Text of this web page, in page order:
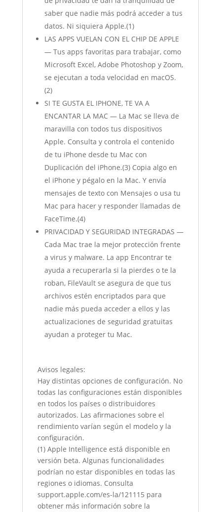
saber que nadie más podrá acceder a tus
datos. Ni siquiera Apple.(1)
LAS APPS VUELAN CON EL CHIP DE APPLE
— Tus apps favoritas para trabajar, como
Microsoft Excel, Adobe Photoshop y Zoom,
se ejecutan a toda velocidad en macOS.
(2)
SI TE GUSTA EL IPHONE, TE VA A
ENCANTAR LA MAC — La Mac se lleva de
maravilla con todos tus dispositivos
Apple. Consulta y controla el contenido
de tu iPhone desde tu Mac con
Duplicación del iPhone.(3) Copia algo en
el iPhone y pégalo en la Mac. Y envía
mensajes de texto con Mensajes o usa tu
Mac para hacer y responder llamadas de
FaceTime.(4)
PRIVACIDAD Y SEGURIDAD INTEGRADAS —
Cada Mac trae la mejor protección frente
a virus y malware. La app Encontrar te
ayuda a recuperarla si la pierdes o te la
roban, FileVault se asegura de que tus
archivos estén encriptados para que
nadie más pueda acceder a ellos y las
actualizaciones de seguridad gratuitas
ayudan a proteger tu Mac.
Avisos legales:
Hay distintas opciones de configuración. No
todas las configuraciones están disponibles
en todos los países o distribuidores
autorizados. Las afirmaciones sobre el
rendimiento varían según el modelo y la
configuración.
(1) Apple Intelligence está disponible en
versión beta. Algunas funcionalidades
podrían no estar disponibles en todas las
regiones o idiomas. Consulta
support.apple.com/es-la/121115 para
obtener más información sobre la